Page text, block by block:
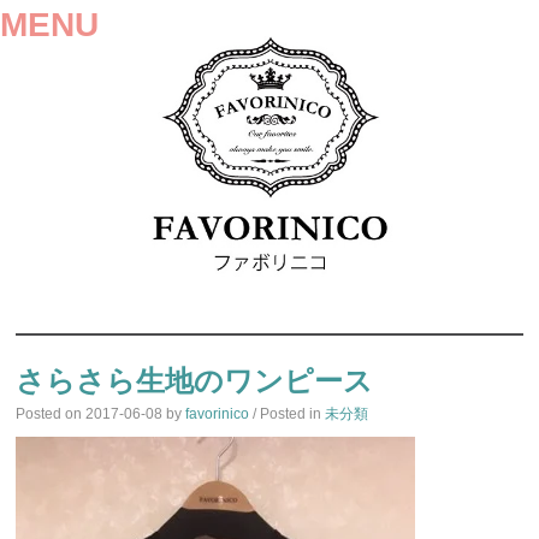
MENU
TO
CONTENT
さらさら生地のワンピース
Posted on2017-06-08 byfavorinico / Posted in未分類